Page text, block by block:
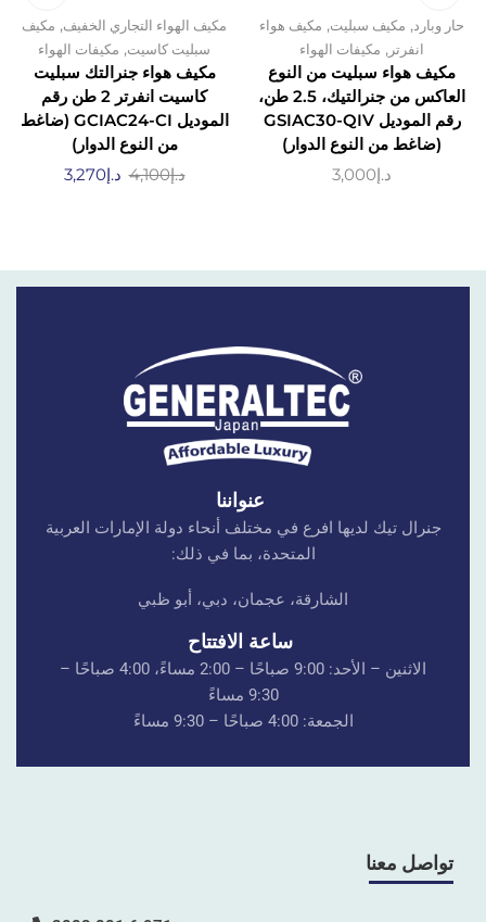
حار وبارد, مكيف سبليت, مكيف هواء
انفرتر , مكيفات الهواء
مكيف هواء سبليت من النوع
العاكس من جنرالتيك، 2.5 طن،
رقم الموديل GSIAC30-QIV
(ضاغط من النوع الدوار)
د.إ3,000
مكيف الهواء التجاري الخفيف, مكيف
سبليت كاسيت, مكيفات الهواء
مكيف هواء جنرالتك سبليت
كاسيت انفرتر 2 طن رقم
الموديل GCIAC24-CI (ضاغط
من النوع الدوار)
د.إ4,100 د.إ3,270
عنواننا
جنرال تيك لديها افرع في مختلف أنحاء دولة الإمارات العربية
المتحدة، بما في ذلك:
الشارقة، عجمان، دبي، أبو ظبي
ساعة الافتتاح
الاثنين – الأحد: 9:00 صباحًا – 2:00 مساءً، 4:00 صباحًا –
9:30 مساءً
الجمعة: 4:00 صباحًا – 9:30 مساءً
تواصل معنا